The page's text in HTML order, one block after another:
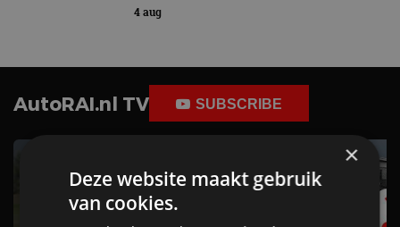
4 aug
AutoRAI.nl TV SUBSCRIBE
×
Deze website maakt gebruik
van cookies.